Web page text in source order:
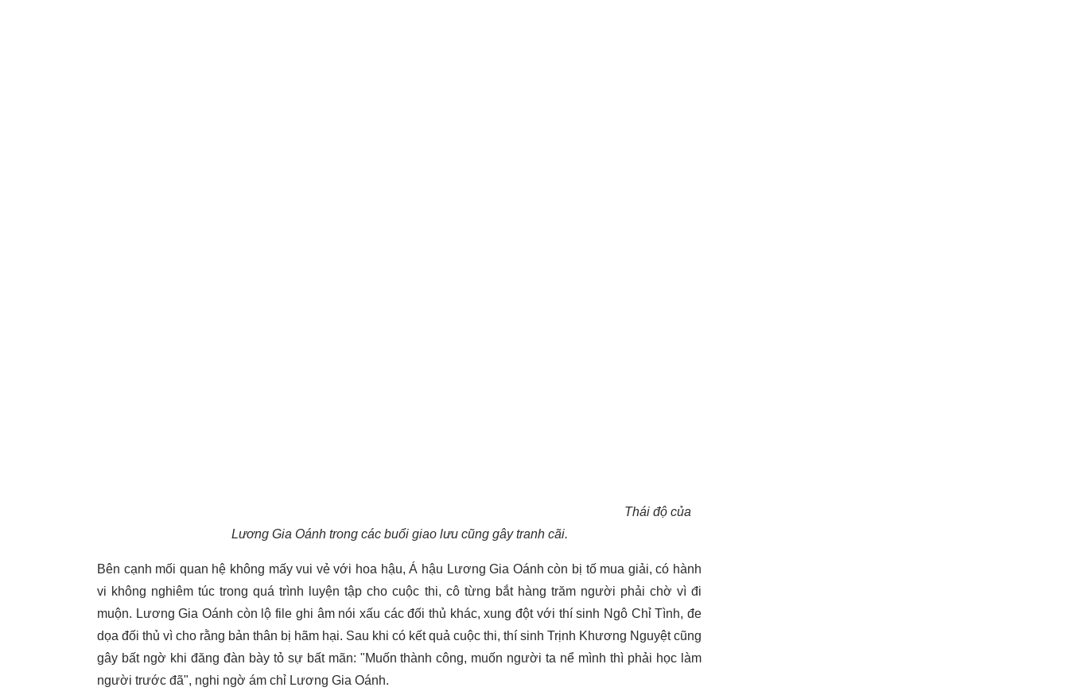
Thái độ của
Lương Gia Oánh trong các buổi giao lưu cũng gây tranh cãi.
Bên cạnh mối quan hệ không mấy vui vẻ với hoa hậu, Á hậu Lương Gia Oánh còn bị tố mua giải, có hành
vi không nghiêm túc trong quá trình luyện tập cho cuộc thi, cô từng bắt hàng trăm người phải chờ vì đi
muộn. Lương Gia Oánh còn lộ file ghi âm nói xấu các đối thủ khác, xung đột với thí sinh Ngô Chỉ Tình, đe
dọa đối thủ vì cho rằng bản thân bị hãm hại. Sau khi có kết quả cuộc thi, thí sinh Trịnh Khương Nguyệt cũng
gây bất ngờ khi đăng đàn bày tỏ sự bất mãn: "Muốn thành công, muốn người ta nể mình thì phải học làm
người trước đã", nghi ngờ ám chỉ Lương Gia Oánh.